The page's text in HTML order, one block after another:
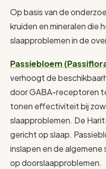
Op basis van de
kruiden en mineralen die
slaapproblemen in de
Passiebloem
verhoogt de
door GABA-receptoren
tonen effectiviteit bij
slaapproblemen. De
gericht op slaap.
inslapen en de
op doorslaapproblemen.